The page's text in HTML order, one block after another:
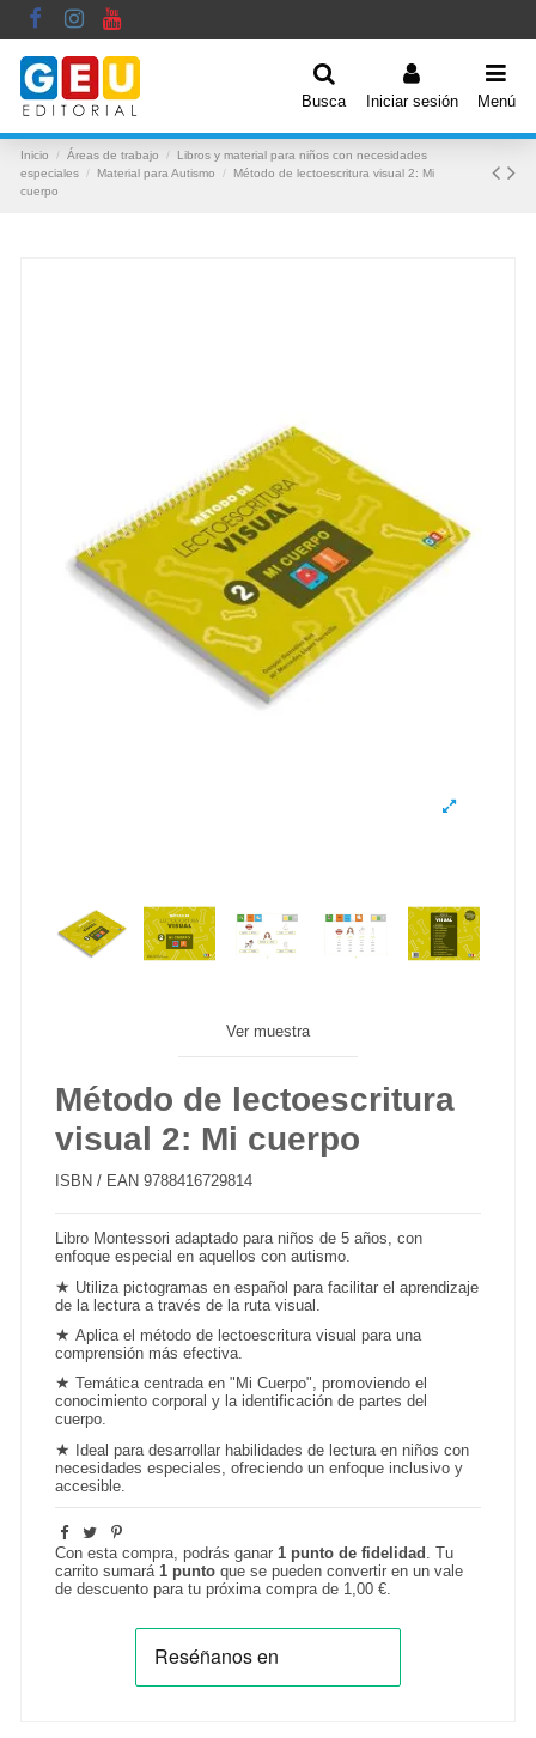
Busca Iniciar sesión Menú
Inicio Áreas de trabajo
Libros y material para niños con necesidades
especiales
Material para Autismo
Método de lectoescritura visual 2: Mi
cuerpo
Ver muestra
Método de lectoescritura
visual 2: Mi cuerpo
ISBN / EAN 9788416729814
Libro Montessori adaptado para niños de 5 años, con
enfoque especial en aquellos con autismo.
★ Utilizapictogramas en español para facilitar el aprendizaje
de la lectura a través de la ruta visual.
★ Aplica el método de lectoescrituravisual para una
comprensión más efectiva.
★ Temática centrada en "Mi Cuerpo", promoviendo el
conocimiento corporal y la identificación de partes del
cuerpo.
★
Ideal para desarrollar habilidades de lectura en niños con
necesidades especiales, ofreciendo un enfoque inclusivo y
accesible.
Con esta compra, podrás ganar 1 punto de fidelidad . Tu
carrito sumará 1 punto que se pueden convertir en un vale
de descuento para tu próxima compra de 1,00 €